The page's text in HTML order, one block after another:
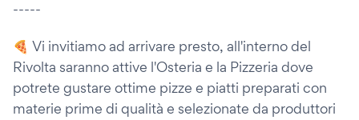
-----
🍕 Vi invitiamo ad arrivare presto, all'interno del
Rivolta saranno attive l'Osteria e la Pizzeria dove
potrete gustare ottime pizze e piatti preparati con
materie prime di qualità e selezionate da produttori